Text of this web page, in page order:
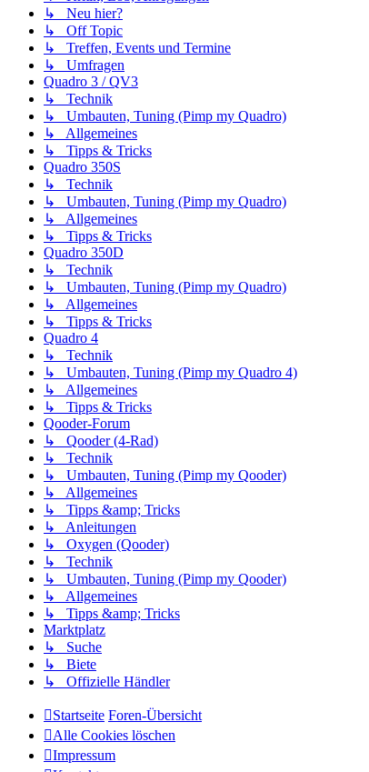
↳ Neu hier?
↳ Off Topic
↳ Treffen, Events und Termine
↳ Umfragen
Quadro 3 / QV3
↳ Technik
↳ Umbauten, Tuning (Pimp my Quadro)
↳ Allgemeines
↳ Tipps & Tricks
Quadro 350S
↳ Technik
↳ Umbauten, Tuning (Pimp my Quadro)
↳ Allgemeines
↳ Tipps & Tricks
Quadro 350D
↳ Technik
↳ Umbauten, Tuning (Pimp my Quadro)
↳ Allgemeines
↳ Tipps & Tricks
Quadro 4
↳ Technik
↳ Umbauten, Tuning (Pimp my Quadro 4)
↳ Allgemeines
↳ Tipps & Tricks
Qooder-Forum
↳ Qooder (4-Rad)
↳ Technik
↳ Umbauten, Tuning (Pimp my Qooder)
↳ Allgemeines
↳ Tipps &amp; Tricks
↳ Anleitungen
↳ Oxygen (Qooder)
↳ Technik
↳ Umbauten, Tuning (Pimp my Qooder)
↳ Allgemeines
↳ Tipps &amp; Tricks
Marktplatz
↳ Suche
↳ Biete
↳ Offizielle Händler
Startseite Foren-Übersicht
Alle Cookies löschen
Impressum